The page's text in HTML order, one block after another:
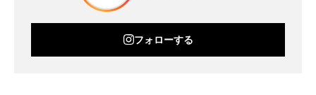
フォローする